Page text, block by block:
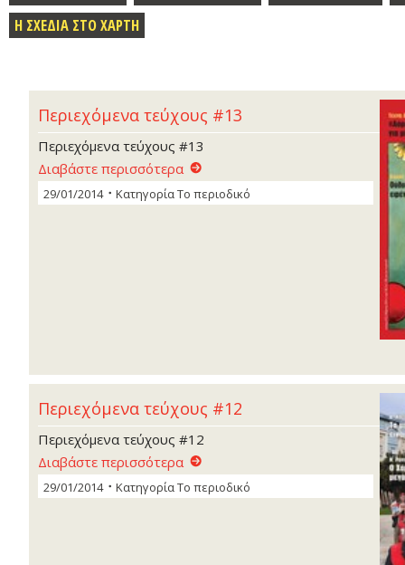
Η ΣΧΕΔΙΑ ΣΤΟ ΧΑΡΤΗ
Περιεχόμενα τεύχους #13
Περιεχόμενα τεύχους #13
Διαβάστε περισσότερα
29/01/2014 ΚατηγορίαΤο περιοδικό
Περιεχόμενα τεύχους #12
Περιεχόμενα τεύχους #12
Διαβάστε περισσότερα
29/01/2014 ΚατηγορίαΤο περιοδικό